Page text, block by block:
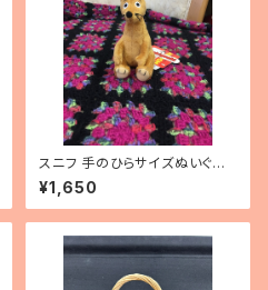
スニフ 手のひらサイズぬいぐる
み
¥1,650